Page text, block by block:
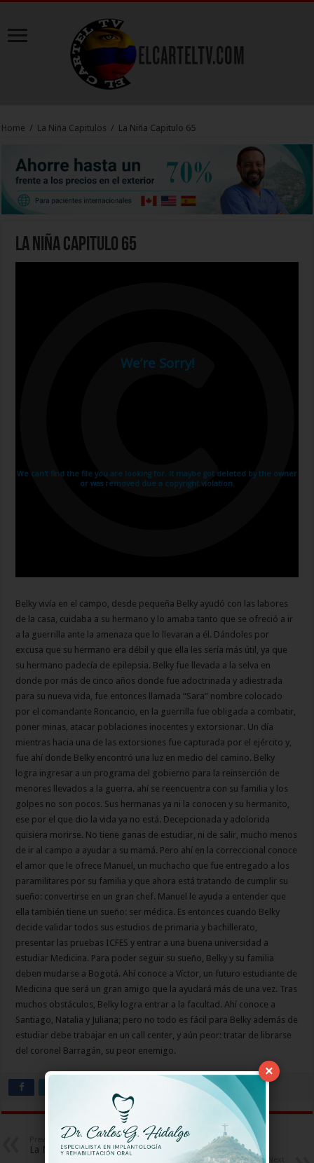
Home / La Niña Capitulos / La Niña Capitulo 65
La Niña Capitulo 65
Belky vivía en el campo, desde pequeña Belky ayudó con las labores
de la casa, cuidaba a su hermano y lo amaba tanto que se ofreció a ir
a la guerrilla ante la amenaza que lo llevaran a él. Dándoles por
excusa que su hermano era débil y que ella les sería más útil, ya que
su hermano padecía de epilepsia. Belky fue llevada a la selva en
donde por más de cinco años donde fue adoctrinada y adiestrada
para su nueva vida, fue entonces llamada “Sara” nombre colocado
por el comandante Roncancio, en la guerrilla fue obligada a combatir,
poner minas, atacar poblaciones inocentes y extorsionar. Un día
mientras hacia una de las extorsiones fue capturada por el ejército y,
fue ahí donde Belky encontró una luz en medio del camino. Belky
logra ingresar a un programa del gobierno para la reinserción de
menores llevados a la guerra. ahí se reencuentra con su familia y los
golpes no son pocos. Sus hermanas ya ni la conocen y su hermanito,
ese por el que dio la vida ya no está. Decepcionada y adolorida
quisiera morirse. No tiene ganas de estudiar, ni de salir, mucho menos
de ir al campo a ayudar a su mamá. Pero ahí en la correccional conoce
el amor que le ofrece Manuel, un muchacho que fue entregado a los
paramilitares por su familia y que ahora está tratando de cumplir su
sueño: convertirse en un gran chef. Manuel le ayuda a entender que
ella también tiene un sueño: ser médica. Es entonces cuando Belky
decide validar todos sus estudios de primaria y bachillerato,
presentar las pruebas ICFES y entrar a una buena universidad a
estudiar Medicina. Para poder seguir su sueño, Belky y su familia
deben mudarse a Bogotá. Ahí conoce a Víctor, un futuro estudiante de
Medicina que será un gran amigo que la ayudará más de una vez. Tras
muchos obstáculos, Belky logra entrar a la facultad. Ahí conoce a
Santiago, Natalia y Juliana; pero no todo es fácil para Belky además de
estudiar debe trabajar en un call center, y aún peor: tratar de librarse
del coronel Barragán, su peor enemigo.
Previous
La Niña Capitulo 64
×